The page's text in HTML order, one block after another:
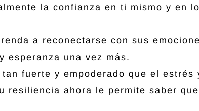
la confianza en ti mismo y en
a reconectarse con sus
esperanza una vez más.
tan fuerte y empoderado que el estrés
resiliencia ahora le permite saber